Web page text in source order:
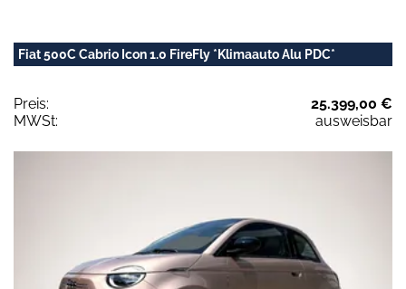
Fiat 500C Cabrio Icon 1.0 FireFly *Klimaauto Alu PDC*
Preis:
25.399,00 €
MWSt:
ausweisbar